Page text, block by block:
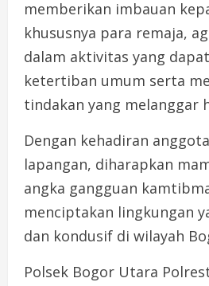
memberikan imbauan
khususnya para remaja,
dalam aktivitas yang
ketertiban umum serta
tindakan yang melanggar
Dengan kehadiran
lapangan, diharapkan
angka gangguan
menciptakan lingkungan
dan kondusif di wilayah
Polsek Bogor Utara